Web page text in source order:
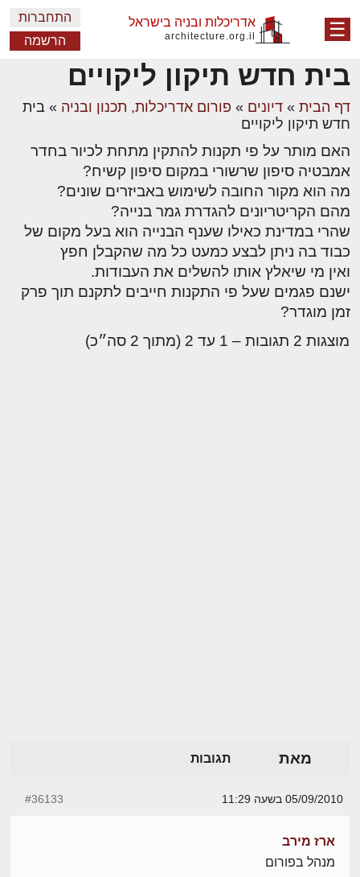
☰ אדריכלות ובניה בישראל
architecture.org.il
התחברות
הרשמה
בית חדש תיקון ליקויים
דף הבית » דיונים » פורום אדריכלות, תכנון ובניה » בית
חדש תיקון ליקויים
האם מותר על פי תקנות להתקין מתחת לכיור בחדר
אמבטיה סיפון שרשורי במקום סיפון קשיח?
מה הוא מקור החובה לשימוש באביזרים שונים?
מהם הקריטריונים להגדרת גמר בנייה?
שהרי במדינת כאילו שענף הבנייה הוא בעל מקום של
כבוד בה ניתן לבצע כמעט כל מה שהקבלן חפץ
ואין מי שיאלץ אותו להשלים את העבודות.
ישנם פגמים שעל פי התקנות חייבים לתקנם תוך פרק
זמן מוגדר?
מוצגות 2 תגובות – 1 עד 2 (מתוך 2 סה״כ)
מאת תגובות
05/09/2010 בשעה 11:29 #36133
ארז מירב
מנהל בפורום